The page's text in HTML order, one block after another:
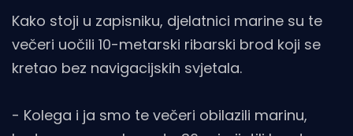
Kako stoji u zapisniku, djelatnici marine su te
večeri uočili 10-metarski ribarski brod koji se
kretao bez navigacijskih svjetala.
- Kolega i ja smo te večeri obilazili marinu,